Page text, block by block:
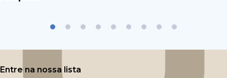
Entre na nossa lista